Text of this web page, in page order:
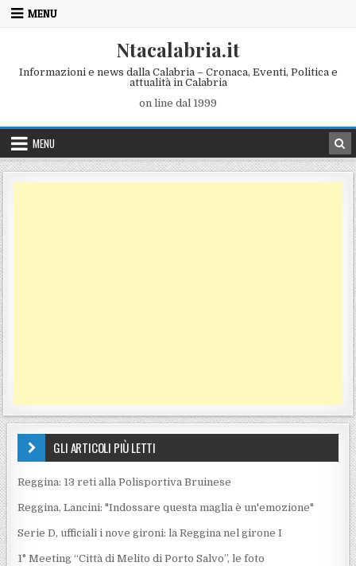
Skip to content
MENU
Ntacalabria.it
Informazioni e news dalla Calabria – Cronaca, Eventi, Politica e
attualità in Calabria
on line dal 1999
MENU
GLI ARTICOLI PIÙ LETTI
Reggina: 13 reti alla Polisportiva Bruinese
Reggina, Lancini: "Indossare questa maglia è un'emozione"
Serie D, ufficiali i nove gironi: la Reggina nel girone I
1° Meeting “Città di Melito di Porto Salvo”, le foto